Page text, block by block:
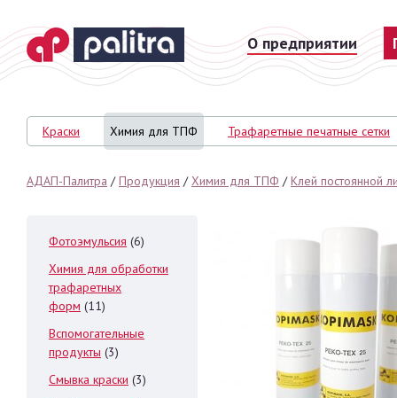
На главную
О предприятии
Краски Химия для ТПФ Трафаретные печатные сетки
АДАП-Палитра /Продукция /Химия для ТПФ /Клей постоянной
Фотоэмульсия (6)
Химия для обработки
трафаретных
форм (11)
Вспомогательные
продукты (3)
Смывка краски (3)